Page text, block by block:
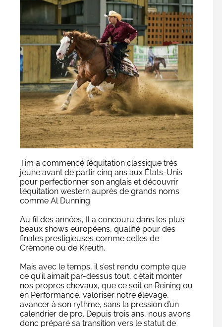
Tim a commencé l’équitation classique très
jeune avant de partir cinq ans aux États-Unis
pour perfectionner son anglais et découvrir
l’équitation western auprès de grands noms
comme Al Dunning.
Au fil des années, Il a concouru dans les plus
beaux shows européens, qualifié pour des
finales prestigieuses comme celles de
Crémone ou de Kreuth.
Mais avec le temps, il s’est rendu compte que
ce qu’il aimait par-dessus tout, c’était monter
nos propres chevaux, que ce soit en Reining ou
en Performance, valoriser notre élevage,
avancer à son rythme, sans la pression d’un
calendrier de pro. Depuis trois ans, nous avons
donc préparé sa transition vers le statut de